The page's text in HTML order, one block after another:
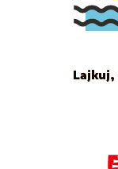
Lajkuj,